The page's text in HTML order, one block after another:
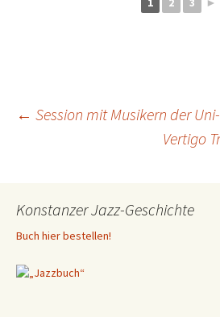
← Session mit Musikern der
Vertigo
Konstanzer Jazz-Geschichte
Buch hier bestellen!